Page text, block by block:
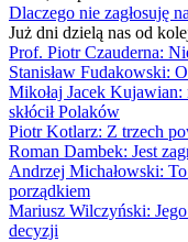
Dlaczego nie zagłosuję
Już dni dzielą nas od
Prof. Piotr Czauderna:
Stanisław Fudakowski:
Mikołaj Jacek
skłócił Polaków
Piotr Kotlarz: Z trzech
Roman Dambek: Jest
Andrzej Michałowski:
porządkiem
Mariusz Wilczyński:
decyzji